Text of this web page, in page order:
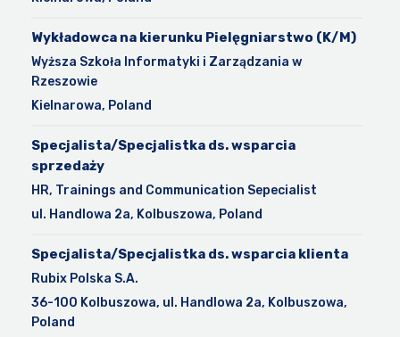
Wykładowca na kierunku Pielęgniarstwo (K/M)
Wyższa Szkoła Informatyki i Zarządzania w
Rzeszowie
Kielnarowa, Poland
Specjalista/Specjalistka ds. wsparcia
sprzedaży
HR, Trainings and Communication Sepecialist
ul. Handlowa 2a, Kolbuszowa, Poland
Specjalista/Specjalistka ds. wsparcia klienta
Rubix Polska S.A.
36-100 Kolbuszowa, ul. Handlowa 2a, Kolbuszowa,
Poland